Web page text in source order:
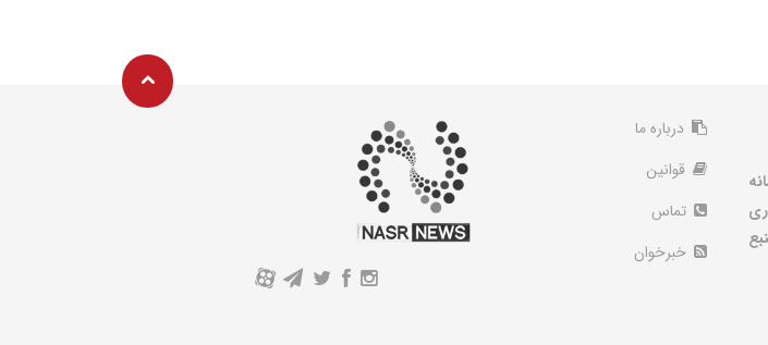
درباره ما
قوانین
تماس
خبرخوان
A